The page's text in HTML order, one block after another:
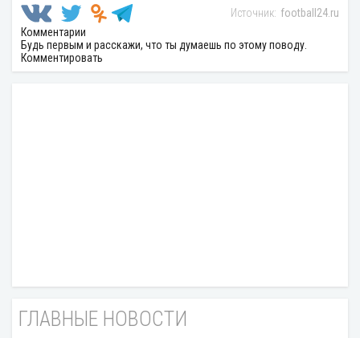
football24.ru
Комментарии
Будь первым и расскажи, что ты думаешь по этому поводу.
Комментировать
ГЛАВНЫЕ НОВОСТИ